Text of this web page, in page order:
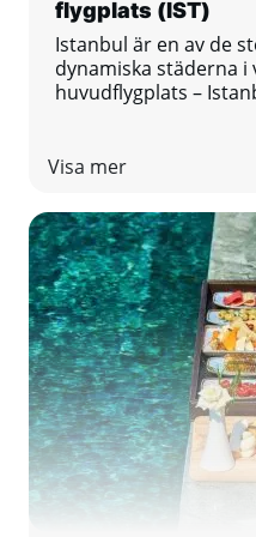
flygplats (IST)
Istanbul är en av de
dynamiska städerna i
huvudflygplats –
moderna och livliga
tjänster. Oavsett om
slutdestination eller
den här guiden allt
problemfri och trevlig
Visa mer